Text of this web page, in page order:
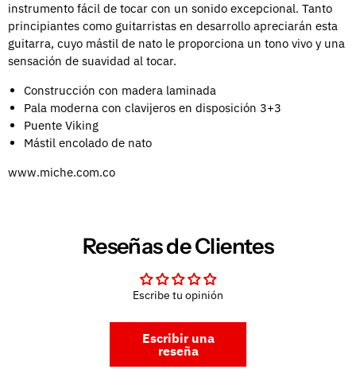
instrumento fácil de tocar con un sonido excepcional. Tanto
principiantes como guitarristas en desarrollo apreciarán esta
guitarra, cuyo mástil de nato le proporciona un tono vivo y una
sensación de suavidad al tocar.
Construcción con madera laminada
Pala moderna con clavijeros en disposición 3+3
Puente Viking
Mástil encolado de nato
www.miche.com.co
Reseñas de Clientes
Escribe tu opinión
Escribir una
reseña